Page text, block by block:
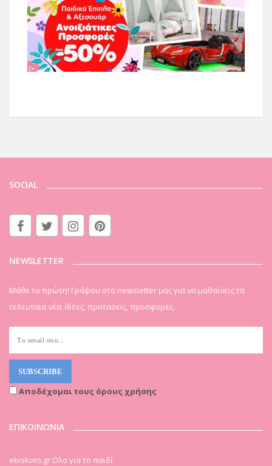
SOCIAL
NEWSLETTER
Μάθε το πρώτη! Γράψου στο newsletter μας για να μαθαίνεις τα
τελευταία νέα. Ιδέες, προτάσεις, προσφορές.
Αποδέχομαι τους όρους χρήσης
ΕΠΙΚΟΙΝΩΝΙΑ
ebiskoto.gr Ολα για το παιδί